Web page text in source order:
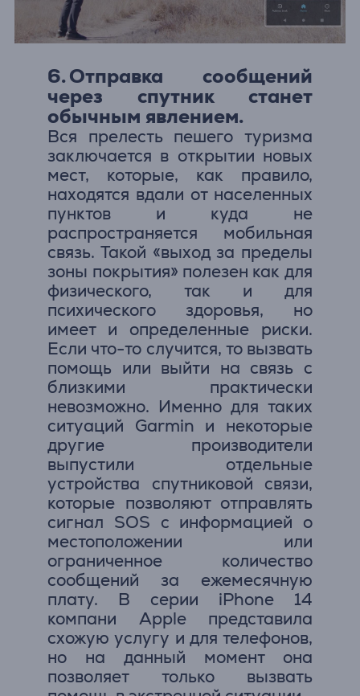
6. Отправка сообщений
через спутник станет
обычным явлением.
Вся прелесть пешего туризма
заключается в открытии новых
мест, которые, как правило,
находятся вдали от населенных
пунктов и куда не
распространяется мобильная
связь. Такой «выход за пределы
зоны покрытия» полезен как для
физического, так и для
психического здоровья, но
имеет и определенные риски.
Если что-то случится, то вызвать
помощь или выйти на связь с
близкими практически
невозможно. Именно для таких
ситуаций Garmin и некоторые
другие производители
выпустили отдельные
устройства спутниковой связи,
которые позволяют отправлять
сигнал SOS с информацией о
местоположении или
ограниченное количество
сообщений за ежемесячную
плату. В серии iPhone 14
компани Apple представила
схожую услугу и для телефонов,
но на данный момент она
позволяет только вызвать